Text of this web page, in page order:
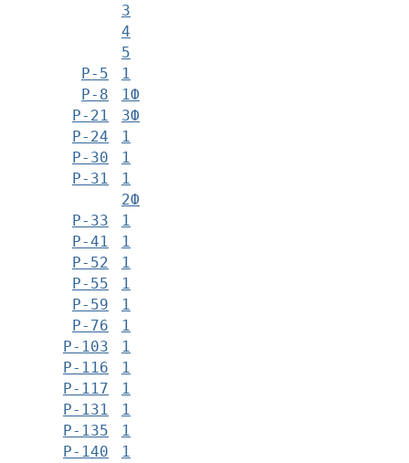
3
4
5
Р-5
Р-8
1
Р-21
1Ф
3Ф
Р-24
1
Р-30
1
Р-31
1
2Ф
Р-33
1
Р-41
1
Р-52
1
Р-55
1
Р-59
1
Р-76
1
Р-103
1
Р-116
1
Р-117
1
Р-131
1
Р-135
1
Р-140
1